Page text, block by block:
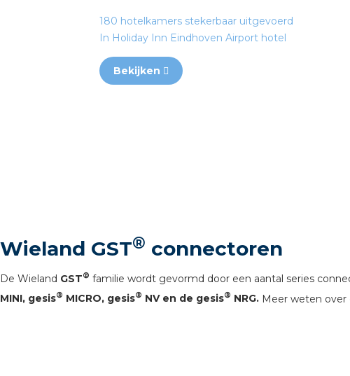
180 hotelkamers stekerbaar uitgevoerd
In Holiday Inn Eindhoven Airport hotel
Bekijken
Wieland GST® connectoren
De Wieland GST® familie wordt gevormd door een aantal series
MINI, gesis® MICRO, gesis® NV en de gesis® NRG. Meer weten over